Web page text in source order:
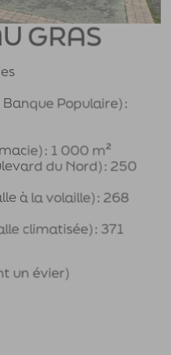
GRAS
Populaire) :
: 1 000 m²
du Nord) : 250
à la volaille) : 268
climatisée) : 371
un évier)